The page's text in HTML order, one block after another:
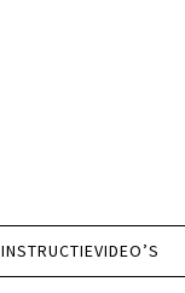
INSTRUCTIEVIDEO’S